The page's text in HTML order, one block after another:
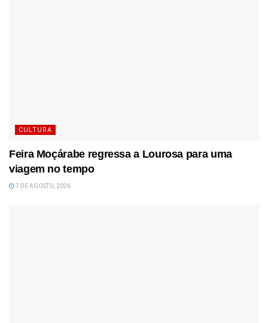
CULTURA
Feira Moçárabe regressa a Lourosa para uma
viagem no tempo
7 DE AGOSTO, 2026